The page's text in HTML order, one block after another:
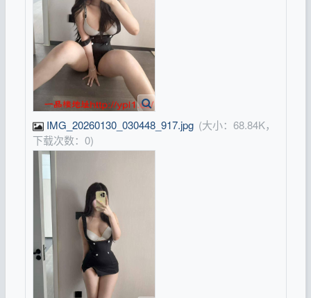
IMG_20260130_030448_917.jpg (大小：68.84K，
下载次数：0)